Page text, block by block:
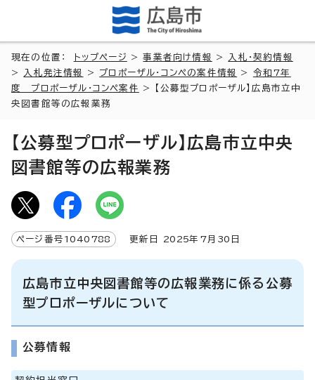
現在の位置： トップページ >事業者向け情報 >
入札・契約情報
>
入札発注情報 > プロポーザル・コンペの案件情報 > 令和7年
度 プロポーザル・コンペ案件
> 【公募型プロポーザル】広島市立中
央図書館等の広報業務
【公募型プロポーザル】広島市立中央
図書館等の広報業務
ページ番号 1040788 更新日 2025年7月 30 日
広島市立中央図書館等の広報業務に係る公募
型プロポーザルについて
公募情報